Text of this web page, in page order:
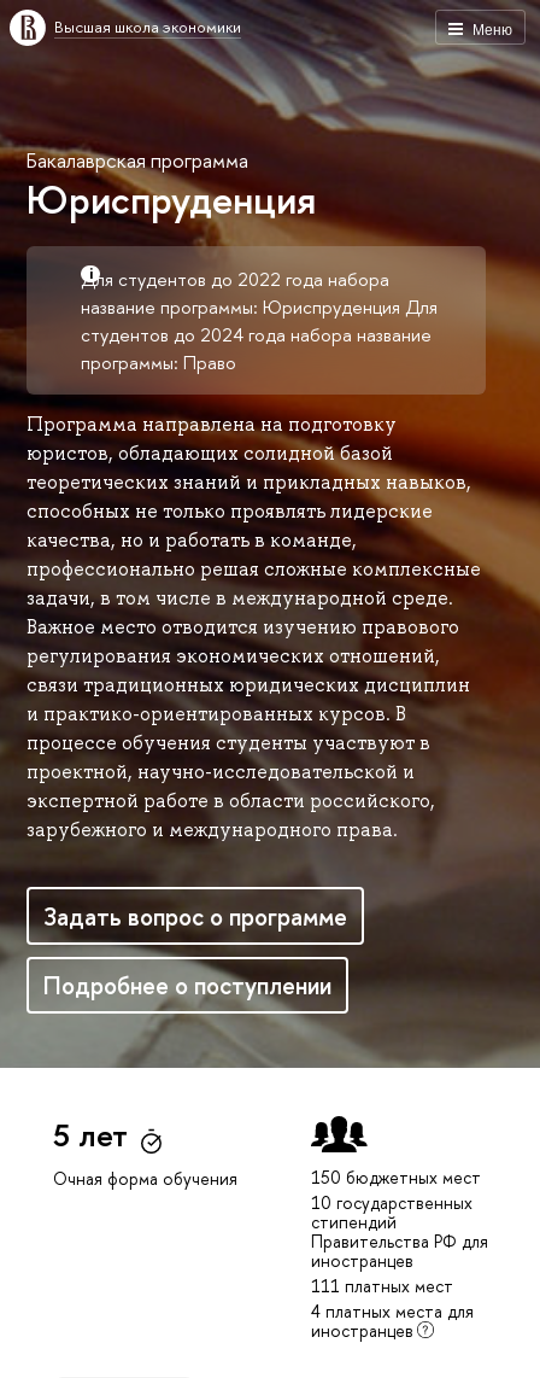
Меню
Высшая школа экономики
Бакалаврская программа
Юриспруденция
Для студентов до 2022 года набора
название программы: Юриспруденция Для
студентов до 2024 года набора название
программы: Право
Программа направлена на подготовку
юристов, обладающих солидной базой
теоретических знаний и прикладных навыков,
способных не только проявлять лидерские
качества, но и работать в команде,
профессионально решая сложные комплексные
задачи, в том числе в международной среде.
Важное место отводится изучению правового
регулирования экономических отношений,
связи традиционных юридических дисциплин
и практико-ориентированных курсов. В
процессе обучения студенты участвуют в
проектной, научно-исследовательской и
экспертной работе в области российского,
зарубежного и международного права.
Задать вопрос о программе
Подробнее о поступлении
5 лет
Очная форма обучения
150 бюджетных мест
10 государственных
стипендий
Правительства РФ для
иностранцев
111 платных мест
4 платных места для
иностранцев